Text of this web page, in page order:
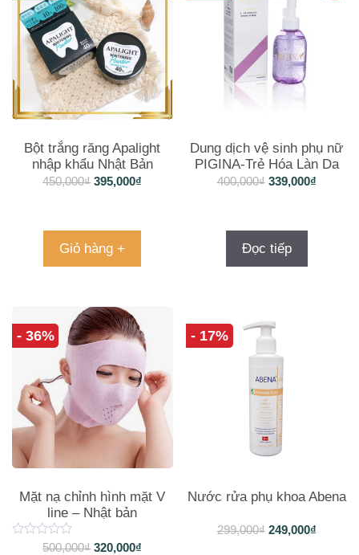
Bột trắng răng Apalight
nhập khẩu Nhật Bản
450,000₫ 395,000₫
Giỏ hàng +
Dung dịch vệ sinh phụ nữ
PIGINA-Trẻ Hóa Làn Da
Vùng Kín
400,000₫ 339,000₫
Đọc tiếp
- 36%
Mặt nạ chỉnh hình mặt V
line – Nhật bản
500,000₫ 320,000₫
- 17%
Nước rửa phụ khoa Abena
299,000₫ 249,000₫